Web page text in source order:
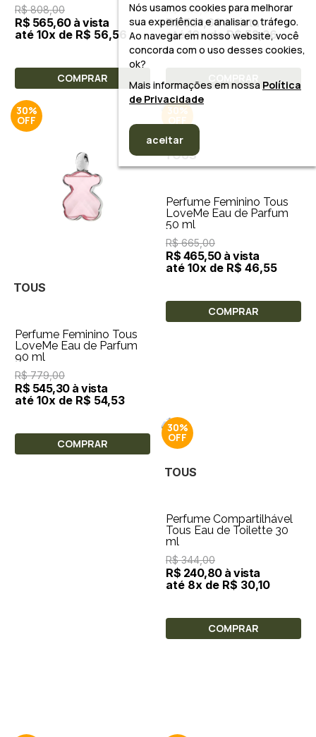
R$ 808,00
R$ 565,60 à vista
até 10x de R$ 56,56
COMPRAR
R$ 748,00
R$ 523,60 à vista
até 10x de R$ 52,36
30%
TOUS
Perfume Feminino Tous
LoveMe Eau de Parfum
90 ml
R$ 779,00
R$ 545,30 à vista
até 10x de R$ 54,53
COMPRAR
30%
TOUS
Perfume Feminino Tous
LoveMe Eau de Parfum
50 ml
R$ 665,00
R$ 465,50 à vista
até 10x de R$ 46,55
COMPRAR
30%
TOUS
Perfume Compartilhável
Tous Eau de Toilette 30
ml
R$ 344,00
R$ 240,80 à vista
até 8x de R$ 30,10
COMPRAR
Nós usamos cookies para melhorar
sua experiência e analisar o tráfego.
Ao navegar em nosso website, você
concorda com o uso desses cookies,
ok?
Mais informações em nossa Política
de Privacidade
aceitar